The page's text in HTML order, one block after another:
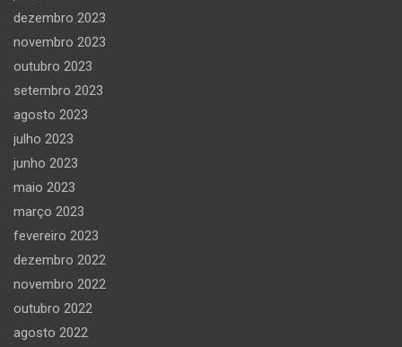
dezembro 2023
novembro 2023
outubro 2023
setembro 2023
agosto 2023
julho 2023
junho 2023
maio 2023
março 2023
fevereiro 2023
dezembro 2022
novembro 2022
outubro 2022
agosto 2022